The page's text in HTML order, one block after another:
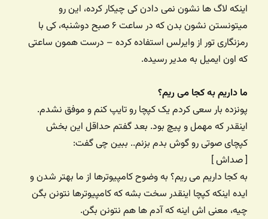
اینکه لاگ ها نشون نمی دادن کی چیکار کرده، این رو
میتونستن نشون بدن که در ساعت ۶ صبح دوشنبه، کی با
رمزنگاری تور از وایرلس استفاده کرده – درست همون ساعتی
که اون ایمیل به مدیر رسیده.
ما داریم به کجا می ریم؟
پونزده بار سعی کردم یک کپچا رو تایپ کنم و موفق نشدم.
اینقدر که مهمل و پیچ بود. بعد گفتم حداقل این بخش
کپچای صوتی رو گوش بدم بزنم.. ببین چی گفت:
[ صداش ]
به کجا داریم می ریم؟ به وضوح کامپیوترها از ما بهتر شدن و
ایده اینکه کپچا اینقدر سخت بشه که کامپیوترها نتونن بگن
چیه، معنی اش اینه که آدم ها هم نتونن بگن.